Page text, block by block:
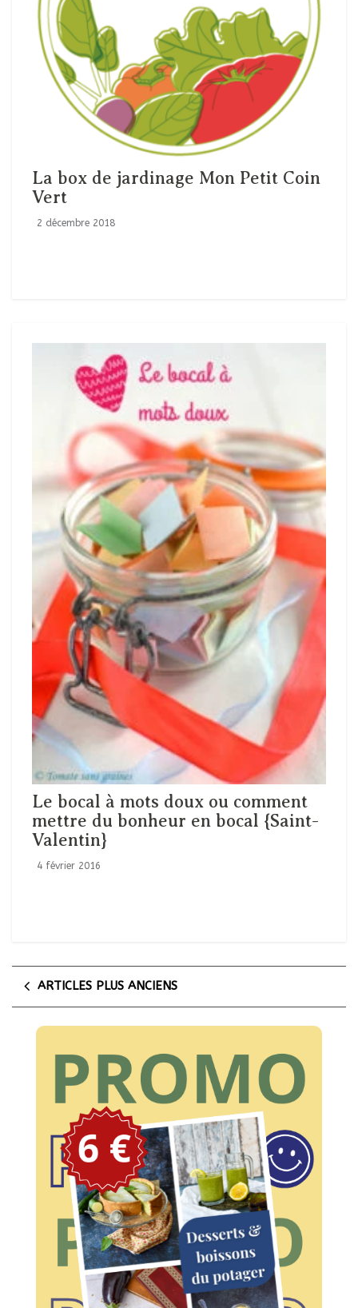
La box de jardinage Mon Petit Coin
Vert
2 décembre 2018
Le bocal à mots doux ou comment
mettre du bonheur en bocal {Saint-
Valentin}
4 février 2016
ARTICLES PLUS ANCIENS